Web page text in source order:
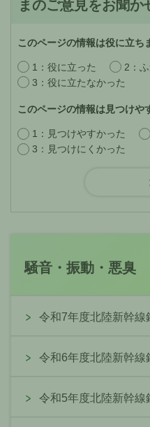
まのご意見をお聞か
このページの情報は役に立ち
1：役に立った
2：
3：役に立たなかった
このページの情報は見つけや
1：見つけやすかった
3：見つけにくかった
騒音・振動・悪臭
令和7年度北陸新幹線
令和6年度北陸新幹線
令和5年度北陸新幹線